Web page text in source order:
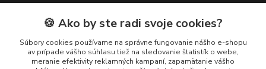
Kontakty
Zákaznícka podpora EuroNáradie
+421 911 629 846
(Po-Pia, 8-16 hod.)
🍪 Ako by ste radi svoje cookies?
Súbory cookies používame na správne fungovanie nášho e-shopu
av prípade vášho súhlasu tiež na sledovanie štatistík o webe,
meranie efektivity reklamných kampaní, zapamätanie vášho